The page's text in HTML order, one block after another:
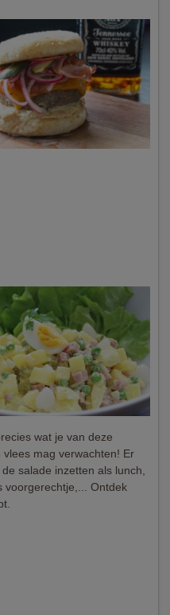
wat je van deze
mag verwachten! Er
salade inzetten als lunch,
voorgerechtje,... Ontdek